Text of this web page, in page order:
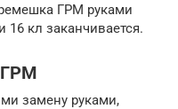
ГРМ руками
кл заканчивается.
ГРМ
замену руками,